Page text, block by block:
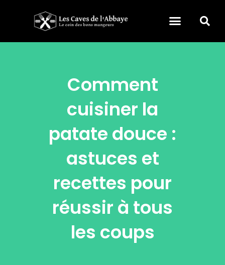
Comment
cuisiner la
patate douce :
astuces et
recettes pour
réussir à tous
les coups